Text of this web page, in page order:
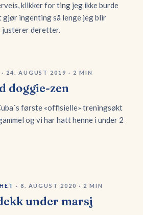
klikker for ting jeg ikke burde
gjør ingenting så lenge jeg blir
justerer deretter.
· 24. AUGUST 2019 · 2 MIN
doggie-zen
første «offisielle» treningsøkt
og vi har hatt henne i under 2
· 8. AUGUST 2020 · 2 MIN
under marsj